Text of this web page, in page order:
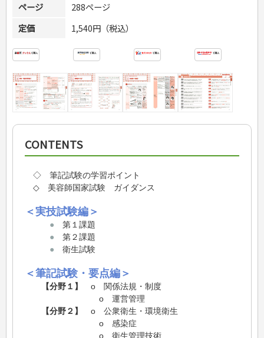
ページ
288ページ
定価
1,540円（税込）
CONTENTS
◇ 筆記試験の学習ポイント
◇ 美容師国家試験 ガイダンス
＜実技試験編＞
● 第１課題
● 第２課題
● 衛生試験
＜筆記試験・要点編＞
【分野１】
o 関係法規・制度
o 運営管理
【分野２】
o 公衆衛生・環境衛生
o 感染症
o 衛生管理技術